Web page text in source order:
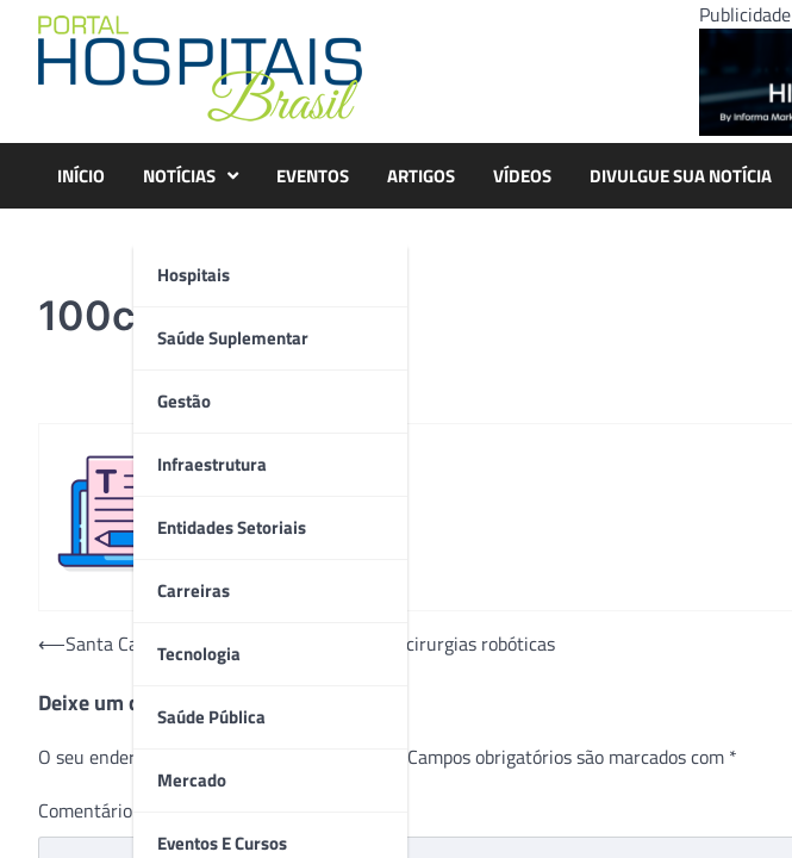
content
Publicidade
INÍCIO NOTÍCIAS
Hospitais
Saúde Suplementar
Gestão
Infraestrutura
Entidades Setoriais
Carreiras
Tecnologia
Saúde Pública
Mercado
Eventos E Cursos
EVENTOS ARTIGOS VÍDEOS DIVULGUE SUA NOTÍCIA
100cir-rob-7_2
Navegação
Post
⟵Santa Casa de Porto Alegre completa 100 cirurgias robóticas
Deixe um comentário
O seu endereço de e-mail não será publicado. Campos obrigatórios são marcados com *
Comentário